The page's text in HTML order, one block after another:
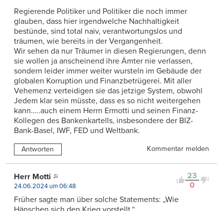
Regierende Politiker und Politiker die noch immer
glauben, dass hier irgendwelche Nachhaltigkeit
bestünde, sind total naiv, verantwortungslos und
träumen, wie bereits in der Vergangenheit.
Wir sehen da nur Träumer in diesen Regierungen, denn
sie wollen ja anscheinend ihre Ämter nie verlassen,
sondern leider immer weiter wursteln im Gebäude der
globalen Korruption und Finanzbetrügerei. Mit aller
Vehemenz verteidigen sie das jetzige System, obwohl
Jedem klar sein müsste, dass es so nicht weitergehen
kann…..auch einem Herrn Ermotti und seinen Finanz-
Kollegen des Bankenkartells, insbesondere der BIZ-
Bank-Basel, IWF, FED und Weltbank.
Antworten Kommentar melden
23
0
Herr Motti
24.06.2024 um 06:48
Früher sagte man über solche Statements: „Wie